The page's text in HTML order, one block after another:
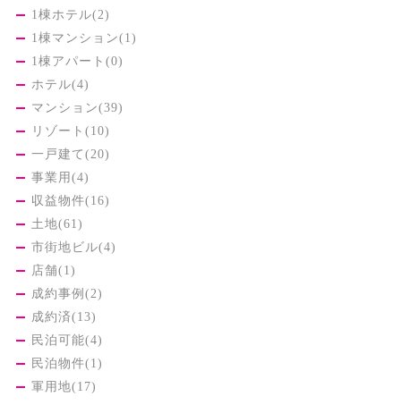
1棟ホテル(2)
1棟マンション(1)
1棟アパート(0)
ホテル(4)
マンション(39)
リゾート(10)
一戸建て(20)
事業用(4)
収益物件(16)
土地(61)
市街地ビル(4)
店舗(1)
成約事例(2)
成約済(13)
民泊可能(4)
民泊物件(1)
軍用地(17)